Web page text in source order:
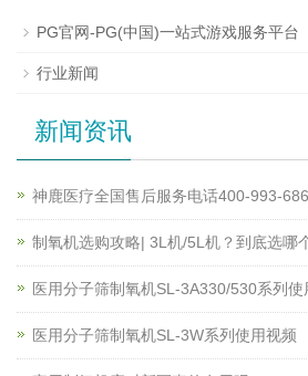
PG官网-PG(中国)一站式游戏服务平台
行业新闻
新闻资讯
神鹿医疗全国售后服务电话400-993-
制氧机选购攻略| 3L机/5L机？到底选哪
医用分子筛制氧机SL-3A330/530系列使
医用分子筛制氧机SL-3W系列使用视频